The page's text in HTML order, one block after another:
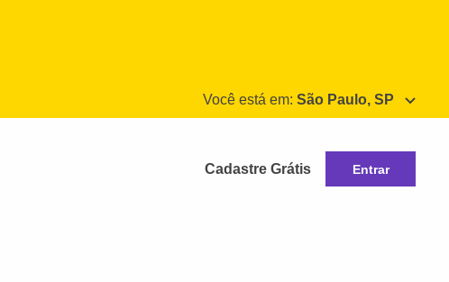
Você está em: São Paulo, SP
Cadastre Grátis Entrar